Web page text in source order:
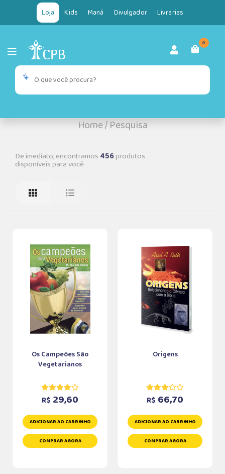
Loja Kids Maná Divulgador Livrarias
0
Home/Pesquisa
De imediato, encontramos 456produtos
disponíveis para você
Os Campeões São
Vegetarianos
R$ 29,60
ADICIONAR AO CARRINHO
COMPRAR AGORA
Origens
R$ 66,70
ADICIONAR AO CARRINHO
COMPRAR AGORA